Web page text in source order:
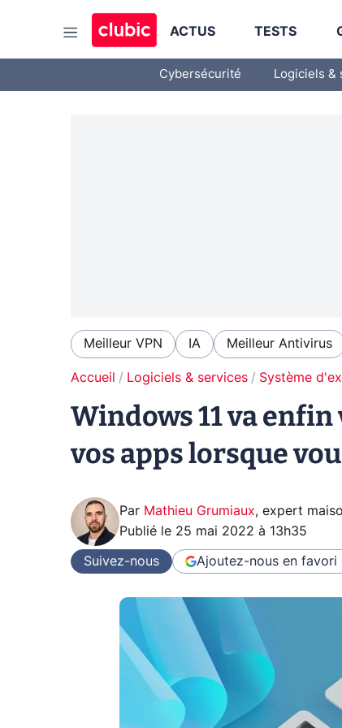
ACTUS TESTS
Cybersécurité Logiciels &
Meilleur VPN IA Meilleur Antivirus
Accueil Logiciels & services Système
Windows 11 va
vos apps lorsque
Par Mathieu Grumiaux, expert
Publié le 25 mai 2022 à 13h35
Suivez-nous Ajoutez-nous en favori